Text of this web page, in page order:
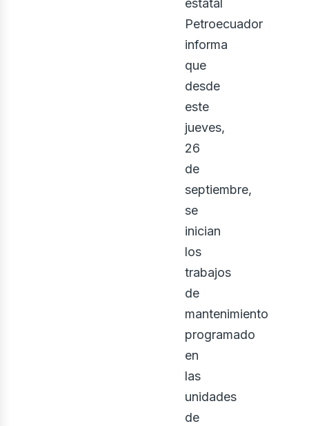
estatal
Petroecuador
informa
que
desde
este
jueves,
26
de
septiembre,
se
inician
los
trabajos
de
mantenimiento
programado
en
las
unidades
de